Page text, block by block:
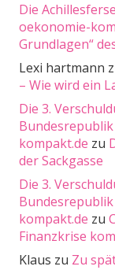
Die
oekonomie-
Grundlagen“
Lexi hartmann
– Wie wird ein
Die 3.
kompakt.de zu
der Sackgasse
Die 3.
kompakt.de zu
Finanzkrise
Klaus zu Zu